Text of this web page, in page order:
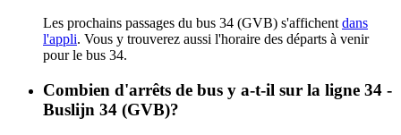
Les prochains passages du bus 34 (GVB) s'affichent dans
l'appli. Vous y trouverez aussi l'horaire des départs à venir
pour le bus 34.
Combien d'arrêts de bus y a-t-il sur la ligne 34 -
Buslijn 34 (GVB)?